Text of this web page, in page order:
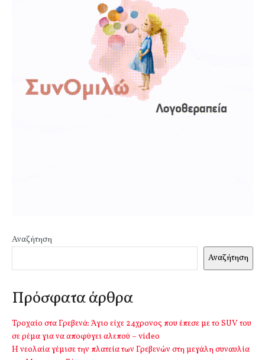
Αναζήτηση
Αναζήτηση
Πρόσφατα άρθρα
Τροχαίο στα Γρεβενά: Άγιο είχε 24χρονος που έπεσε με το SUV του
σε ρέμα για να αποφύγει αλεπού – video
Η νεολαία γέμισε την πλατεία των Γρεβενών στη μεγάλη συναυλία